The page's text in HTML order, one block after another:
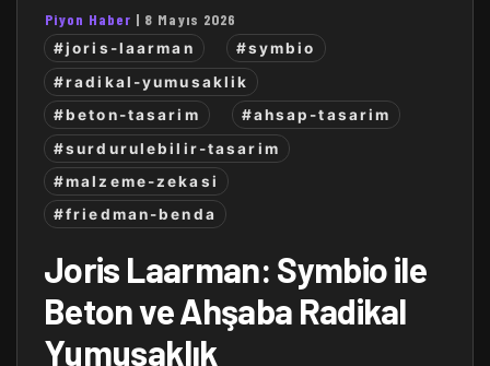
Piyon Haber | 8 Mayıs 2026
#joris-laarman
#symbio
#radikal-yumusaklik
#beton-tasarim
#ahsap-tasarim
#surdurulebilir-tasarim
#malzeme-zekasi
#friedman-benda
Joris Laarman: Symbio ile
Beton ve Ahşaba Radikal
Yumuşaklık